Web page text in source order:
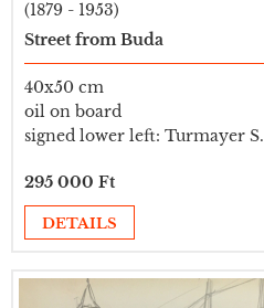
(1879 - 1953)
Street from Buda
40x50 cm
oil on board
signed lower left: Turmayer S.
295 000 Ft
DETAILS